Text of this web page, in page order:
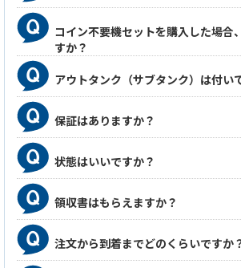
コイン不要機セットを購入した場合
すか？
アウトタンク（サブタンク）は付い
保証はありますか？
状態はいいですか？
領収書はもらえますか？
注文から到着までどのくらいですか